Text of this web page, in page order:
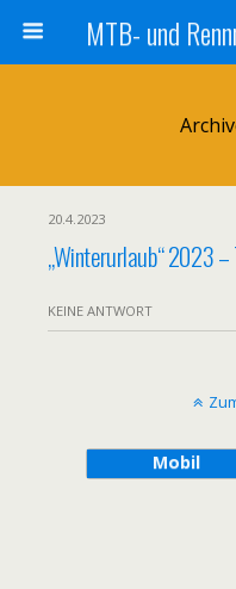
20.4.2023
„Winterurlaub“ 2023 –
KEINE ANTWORT
Mobil